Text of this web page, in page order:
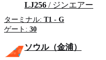
LJ256 / ジンエアー
ターミナル: T1 - G
ゲート: 30
ソウル（金浦）